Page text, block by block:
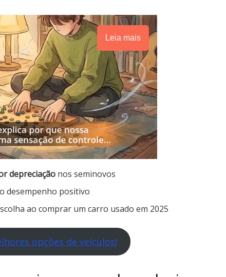
Leia mais
depreciação nos seminovos
desempenho positivo
ao comprar um carro usado em 2025
opções de veículos!